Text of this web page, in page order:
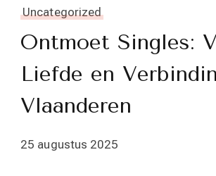
Uncategorized
Ontmoet Singles:
Liefde en
Vlaanderen
25 augustus 2025